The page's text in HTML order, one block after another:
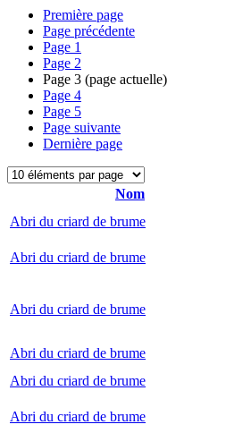
Première page
Page précédente
Page 1
Page 2
Page 3 (page actuelle)
Page 4
Page 5
Page suivante
Dernière page
Nom
Abri du criard de brume
Abri du criard de brume
Abri du criard de brume
Abri du criard de brume
Abri du criard de brume
Abri du criard de brume